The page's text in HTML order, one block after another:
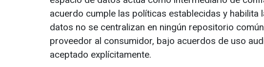
acuerdo cumple las políticas establecidas y
datos no se centralizan en ningún repositorio
proveedor al consumidor, bajo acuerdos de uso
aceptado explícitamente.